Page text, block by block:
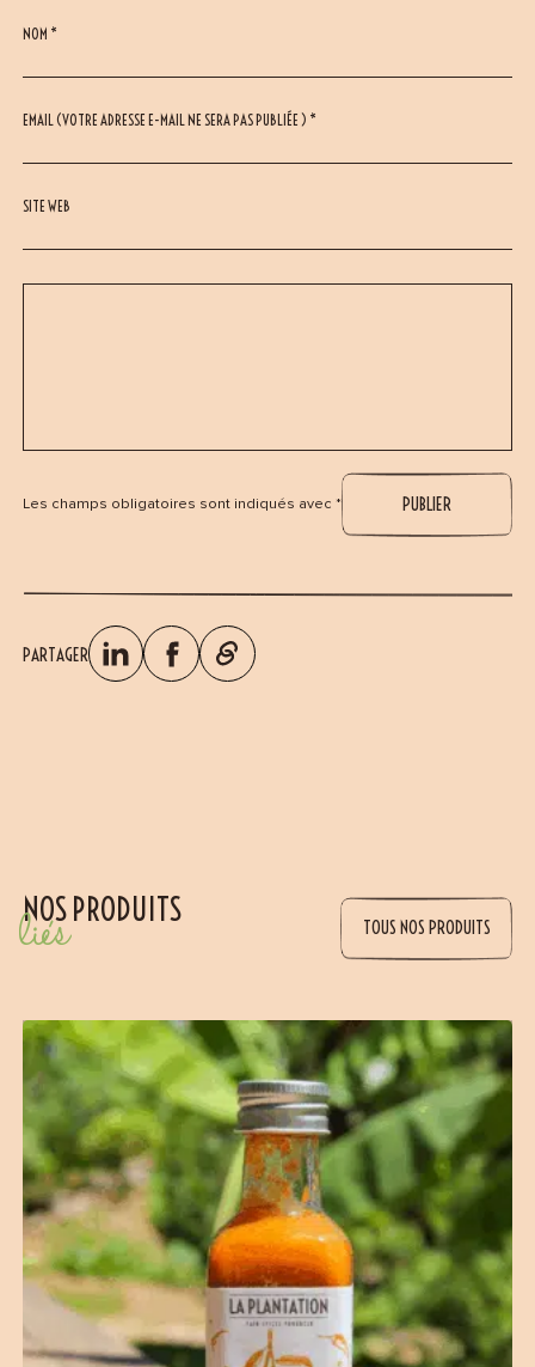
NOM *
EMAIL (VOTRE ADRESSE E-MAIL NE SERA PAS PUBLIÉE ) *
SITE WEB
Les champs obligatoires sont indiqués avec *
PARTAGER
NOS PRODUITS
liés TOUS NOS PRODUITS